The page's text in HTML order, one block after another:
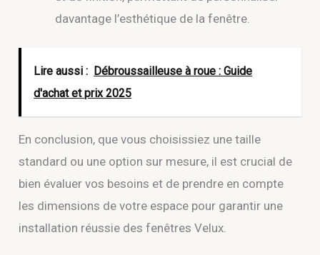
davantage l’esthétique de la fenêtre.
Lire aussi : Débroussailleuse à roue : Guide
d'achat et prix 2025
En conclusion, que vous choisissiez une taille
standard ou une option sur mesure, il est crucial de
bien évaluer vos besoins et de prendre en compte
les dimensions de votre espace pour garantir une
installation réussie des fenêtres Velux.